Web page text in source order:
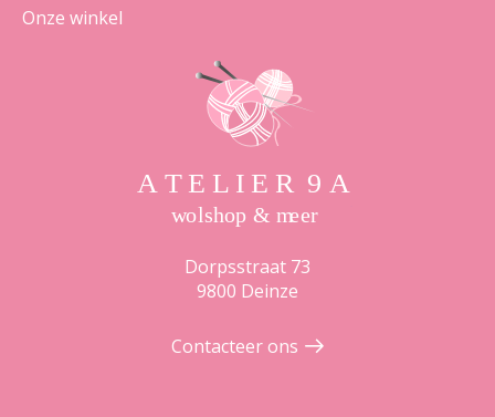
Onze winkel
Dorpsstraat 73
9800 Deinze
Contacteer ons